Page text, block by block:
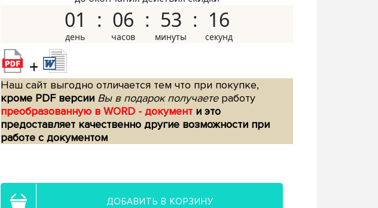
01 06 53 15
+
Наш сайт выгодно отличается тем что при покупке,
кроме PDF версии Вы в подарок получаетеработу
преобразованную в WORD - документ и это
предоставляет качественно другие возможности при
работе с документом
ДОБАВИТЬ В КОРЗИНУ